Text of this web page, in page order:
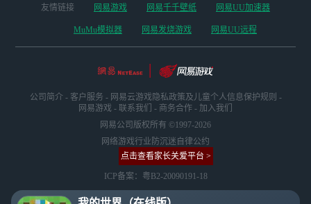
友情链接 网易游戏 网易千千壁纸 网易UU加速器
MuMu模拟器 网易发烧游戏 网易UU远程
公司简介 - 客户服务 - 网易云游戏隐私政策及儿童个人信息保护规则 -
网易游戏 - 联系我们 - 商务合作 - 加入我们
网易公司版权所有 ©1997-2026
网络游戏行业防沉迷自律公约
点击查看家长关爱平台 >
ICP备案：粤B2-20090191-18